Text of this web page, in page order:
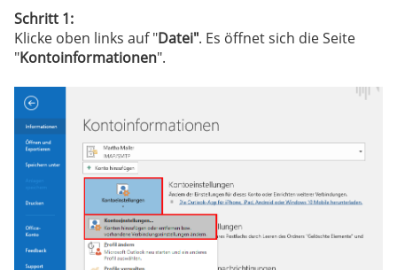
Schritt 1:
Klicke oben links auf "Datei". Es öffnet sich die Seite
"Kontoinformationen".